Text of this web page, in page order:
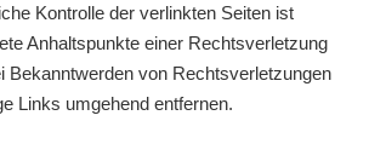
Kontrolle der verlinkten Seiten ist
Anhaltspunkte einer Rechtsverletzung
Bekanntwerden von Rechtsverletzungen
Links umgehend entfernen.